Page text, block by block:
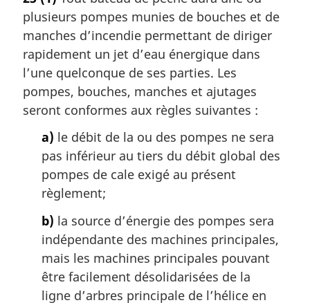
plusieurs pompes munies de bouches et de
manches d’incendie permettant de diriger
rapidement un jet d’eau énergique dans
l’une quelconque de ses parties. Les
pompes, bouches, manches et ajutages
seront conformes aux règles suivantes :
a) le débit de la ou des pompes ne sera
pas inférieur au tiers du débit global des
pompes de cale exigé au présent
règlement;
b) la source d’énergie des pompes sera
indépendante des machines principales,
mais les machines principales pouvant
être facilement désolidarisées de la
ligne d’arbres principale de l’hélice en